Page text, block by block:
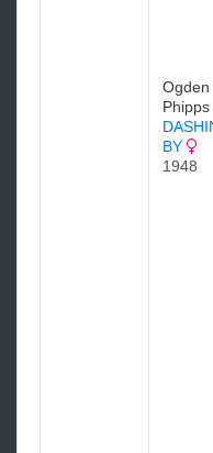
Ogden
Phipps
BY
1948